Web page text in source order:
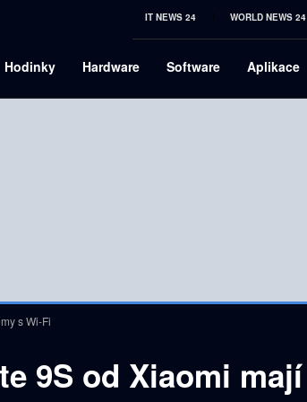
IT NEWS 24 WORLD NEWS 24
Hodinky Hardware Software Aplikace
s Wi-Fi
9S od Xiaomi mají